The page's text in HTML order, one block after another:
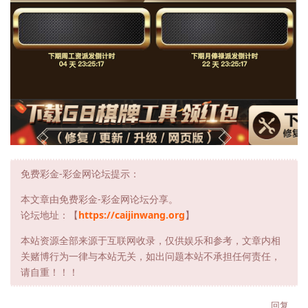
免费彩金-彩金网论坛提示：
本文章由免费彩金-彩金网论坛分享。
论坛地址：【https://caijinwang.org】
本站资源全部来源于互联网收录，仅供娱乐和参考，文章内相
关赌博行为一律与本站无关，如出问题本站不承担任何责任，
请自重！！！
回复